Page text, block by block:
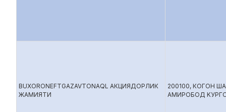
BUXORONEFTGAZAVTONAQL АКЦИЯДОРЛИК
ЖАМИЯТИ
200100, КОГОН
АМИРОБОД